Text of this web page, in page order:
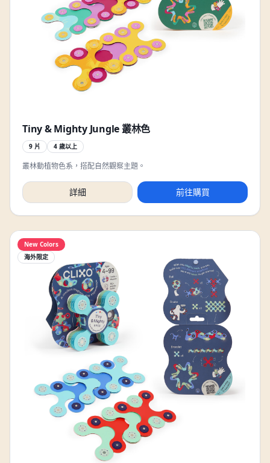
Tiny & Mighty Jungle 叢林色
9 片 4 歲以上
叢林動植物色系，搭配自然觀察主題。
詳細 前往購買
New Colors
海外限定